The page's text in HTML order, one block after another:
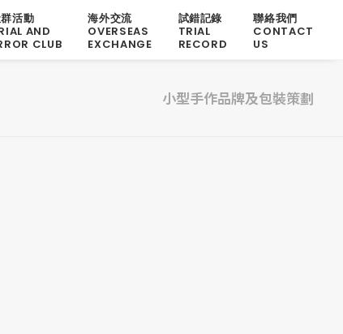
活動
AND
CLUB
海外交流
OVERSEAS
EXCHANGE
試錯記錄
TRIAL
RECORD
聯絡我們
CONTACT
US
小型手作品牌及包裝策劃